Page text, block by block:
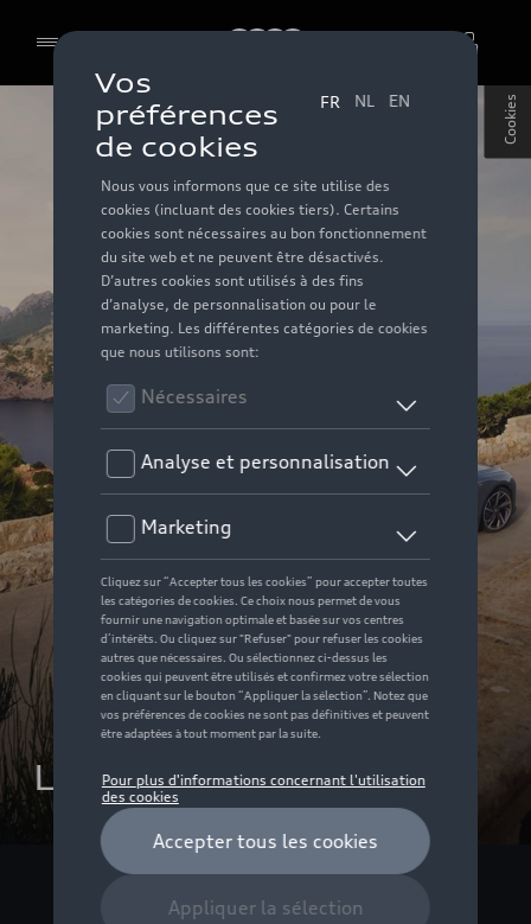
Cookies
Les familiales Audi